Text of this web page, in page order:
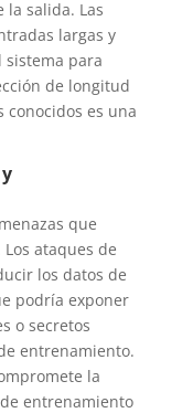
la salida. Las
largas y
para
de longitud
conocidos es una
que
ataques de
los datos de
podría exponer
o secretos
entrenamiento.
la
entrenamiento